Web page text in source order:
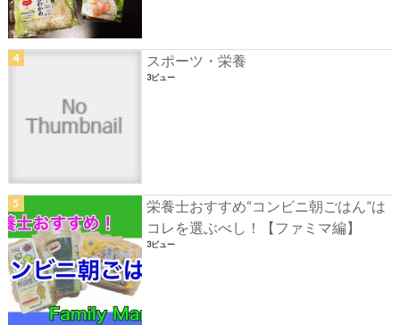
スポーツ・栄養
3ビュー
栄養士おすすめ“コンビニ朝ごはん”は
コレを選ぶべし！【ファミマ編】
3ビュー